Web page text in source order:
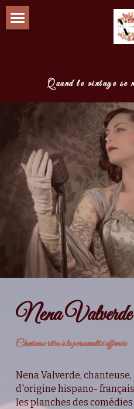
Quand le vintage se
Emission M6
Projets proposés
La belle et les bêtes du Jazz
Pressbook
Partenaires officiels
Photos
Contact Booking
Facebook
Liens audios
Facebook
Nena Valverde
Chanteuse rétro à la personnalité affirmée
Nena Valverde,
d'origine hispano-
les planches des